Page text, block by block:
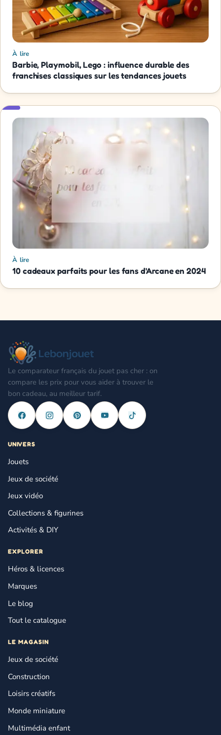
À lire
Barbie, Playmobil, Lego : influence durable des
franchises classiques sur les tendances jouets
À lire
10 cadeaux parfaits pour les fans d'Arcane en 2024
Le comparateur français du jouet pas cher : on
compare les prix pour vous aider à trouver le
bon cadeau, au meilleur tarif.
UNIVERS
Jouets
Jeux de société
Jeux vidéo
Collections & figurines
Activités & DIY
EXPLORER
Héros & licences
Marques
Le blog
Tout le catalogue
LE MAGASIN
Jeux de société
Construction
Loisirs créatifs
Monde miniature
Multimédia enfant